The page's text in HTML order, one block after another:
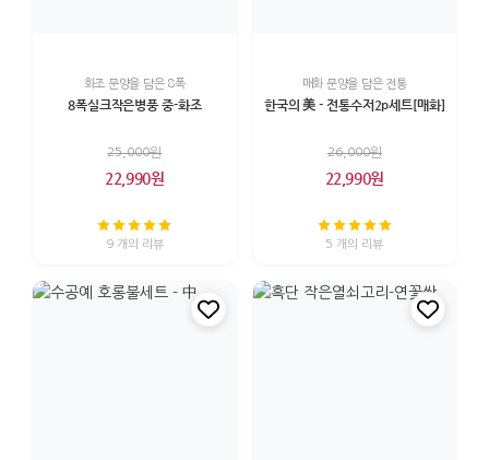
화조 문양을 담은 8폭
8폭실크작은병풍 중-화조
25,000원
22,990원
9 개의 리뷰
매화 문양을 담은 전통
한국의 美 - 전통수저2p세트[매화]
26,000원
22,990원
5 개의 리뷰